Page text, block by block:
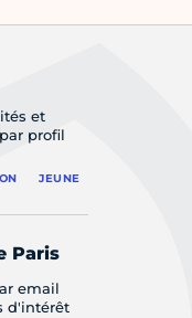
et
profil
JEUNE
Paris
email
d'intérêt